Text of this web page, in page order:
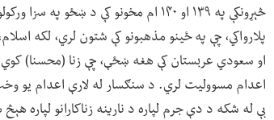
څېړونکې په ۱۳۹ او ۱۴۰ ام مخونو کې
پلارواکي، چې په ځینو مذهبونو کې شتون لري، لکه
او سعودي عربستان کې هغه ښځې، چې زنا (محسنا) کوي
اعدام مسوولیت لري. د سنګسار له لارې اعدام یو
بې له شکه د دې جرم لپاره د نارینه زناکارانو لپاره